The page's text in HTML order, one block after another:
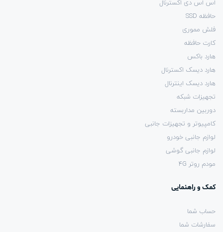
اس اس دی اکسترنال
حافظه SSD
فلش مموری
کارت حافظه
هارد باکس
هارد دیسک اکسترنال
هارد دیسک اینترنال
تجهیزات شبکه
دوربین مداربسته
کامپیوتر و تجهیزات جانبی
لوازم جانبی خودرو
لوازم جانبی گوشی
مودم روتر 4G
کمک و راهنمایی
حساب شما
سفارشات شما